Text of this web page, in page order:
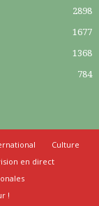
2898
1677
1368
784
Culture
en direct
!